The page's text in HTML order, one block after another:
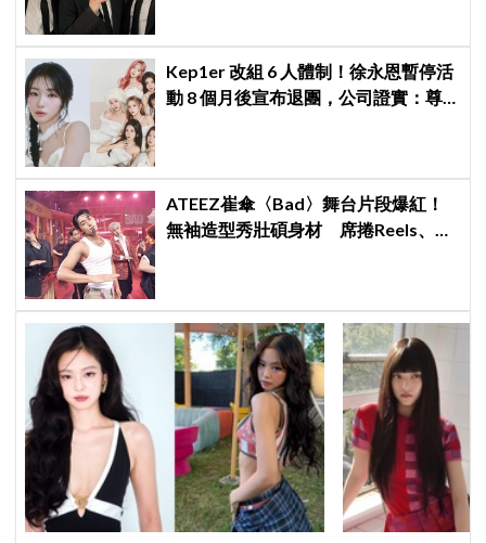
Kep1er 改組 6 人體制！徐永恩暫停活
動 8 個月後宣布退團，公司證實：尊
ATEEZ崔傘〈Bad〉舞台片段爆紅！
無袖造型秀壯碩身材 席捲Reels、